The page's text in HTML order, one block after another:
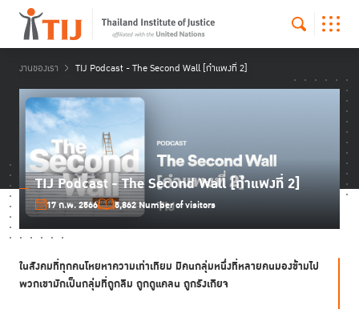
งานของเรา TIJ Podcast - The Second Wall [กำแพงที่ 2]
TIJ Podcast - The Second Wall [กำแพงที่ 2]
17 ก.พ. 2566 5,862 Number of visitors
ในสังคมที่ทุกคนโหยหาความเท่าเทียม มีคนกลุ่มหนึ่งที่หลายคนมองข้ามไป
พวกเขามักเป็นกลุ่มที่ถูกลืม ถูกดูแคลน ถูกรังเกียจ